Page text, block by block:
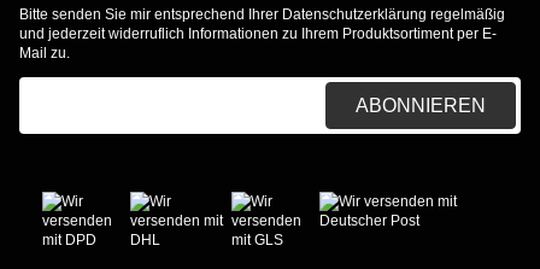
Bitte senden Sie mir entsprechend Ihrer Datenschutzerklärung regelmäßig
und jederzeit widerruflich Informationen zu Ihrem Produktsortiment per E-
Mail zu.
ABONNIEREN